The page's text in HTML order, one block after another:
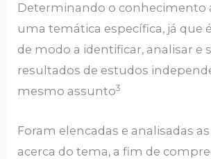
Determinando o conhecimento
uma temática específica, já que
de modo a identificar, analisar e
resultados de estudos
mesmo assunto3
Foram elencadas e analisadas
acerca do tema, a fim de